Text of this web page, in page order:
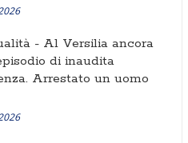
- Al Versilia ancora
di inaudita
Arrestato un uomo